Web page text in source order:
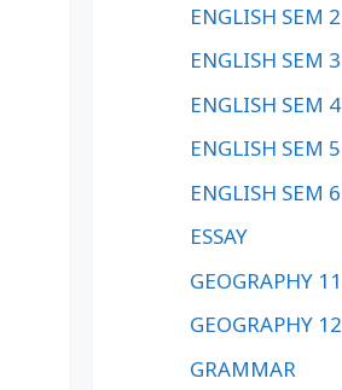
ENGLISH SEM 2
ENGLISH SEM 3
ENGLISH SEM 4
ENGLISH SEM 5
ENGLISH SEM 6
ESSAY
GEOGRAPHY 11
GEOGRAPHY 12
GRAMMAR